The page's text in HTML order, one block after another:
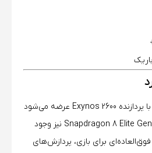
نسخه جهانی Galaxy S26 با پردازنده Exynos 2600 عرضه می‌شود
و در برخی بازارها نسخه Snapdragon 8 Elite Gen 5 نیز وجود
برای بازی، پردازش‌های